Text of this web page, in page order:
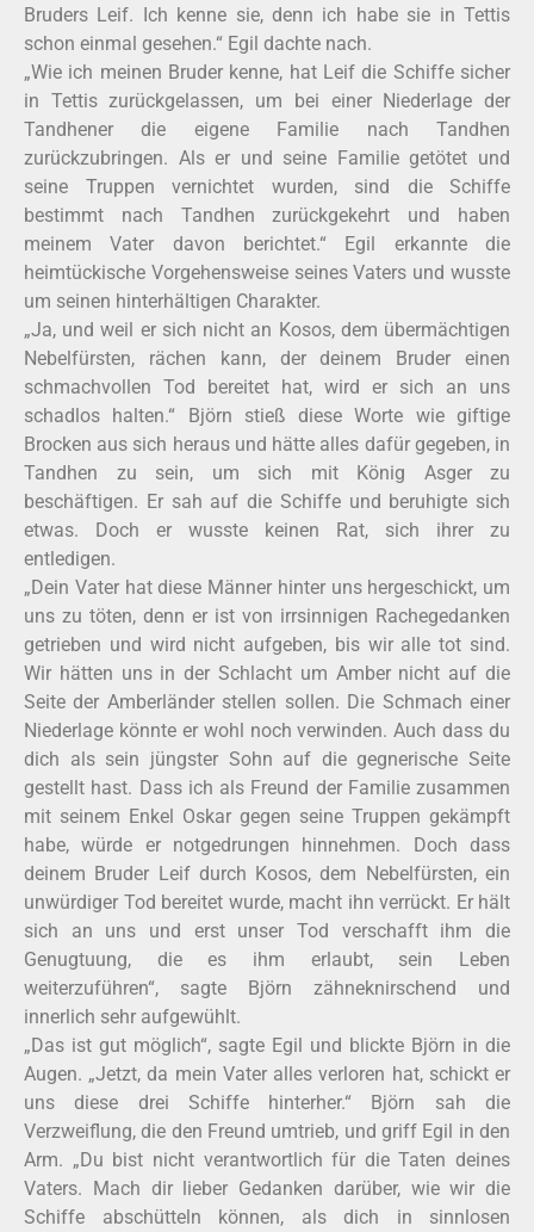
Bruders Leif. Ich kenne sie, denn ich habe sie in Tettis
schon einmal gesehen.“ Egil dachte nach.
„Wie ich meinen Bruder kenne, hat Leif die Schiffe sicher
in Tettis zurückgelassen, um bei einer Niederlage der
Tandhener die eigene Familie nach Tandhen
zurückzubringen. Als er und seine Familie getötet und
seine Truppen vernichtet wurden, sind die Schiffe
bestimmt nach Tandhen zurückgekehrt und haben
meinem Vater davon berichtet.“ Egil erkannte die
heimtückische Vorgehensweise seines Vaters und wusste
um seinen hinterhältigen Charakter.
„Ja, und weil er sich nicht an Kosos, dem übermächtigen
Nebelfürsten, rächen kann, der deinem Bruder einen
schmachvollen Tod bereitet hat, wird er sich an uns
schadlos halten.“ Björn stieß diese Worte wie giftige
Brocken aus sich heraus und hätte alles dafür gegeben, in
Tandhen zu sein, um sich mit König Asger zu
beschäftigen. Er sah auf die Schiffe und beruhigte sich
etwas. Doch er wusste keinen Rat, sich ihrer zu
entledigen.
„Dein Vater hat diese Männer hinter uns hergeschickt, um
uns zu töten, denn er ist von irrsinnigen Rachegedanken
getrieben und wird nicht aufgeben, bis wir alle tot sind.
Wir hätten uns in der Schlacht um Amber nicht auf die
Seite der Amberländer stellen sollen. Die Schmach einer
Niederlage könnte er wohl noch verwinden. Auch dass du
dich als sein jüngster Sohn auf die gegnerische Seite
gestellt hast. Dass ich als Freund der Familie zusammen
mit seinem Enkel Oskar gegen seine Truppen gekämpft
habe, würde er notgedrungen hinnehmen. Doch dass
deinem Bruder Leif durch Kosos, dem Nebelfürsten, ein
unwürdiger Tod bereitet wurde, macht ihn verrückt. Er hält
sich an uns und erst unser Tod verschafft ihm die
Genugtuung, die es ihm erlaubt, sein Leben
weiterzuführen“, sagte Björn zähneknirschend und
innerlich sehr aufgewühlt.
„Das ist gut möglich“, sagte Egil und blickte Björn in die
Augen. „Jetzt, da mein Vater alles verloren hat, schickt er
uns diese drei Schiffe hinterher.“ Björn sah die
Verzweiflung, die den Freund umtrieb, und griff Egil in den
Arm. „Du bist nicht verantwortlich für die Taten deines
Vaters. Mach dir lieber Gedanken darüber, wie wir die
Schiffe abschütteln können, als dich in sinnlosen